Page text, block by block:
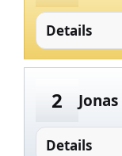
Details
2
Details